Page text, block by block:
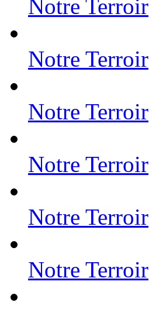
Notre Terroir
Notre Terroir
Notre Terroir
Notre Terroir
Notre Terroir
Notre Terroir